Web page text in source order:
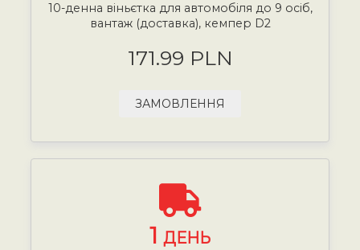
10-денна віньєтка для автомобіля до 9 осіб,
вантаж (доставка), кемпер D2
171.99 PLN
ЗАМОВЛЕННЯ
1 ДЕНЬ